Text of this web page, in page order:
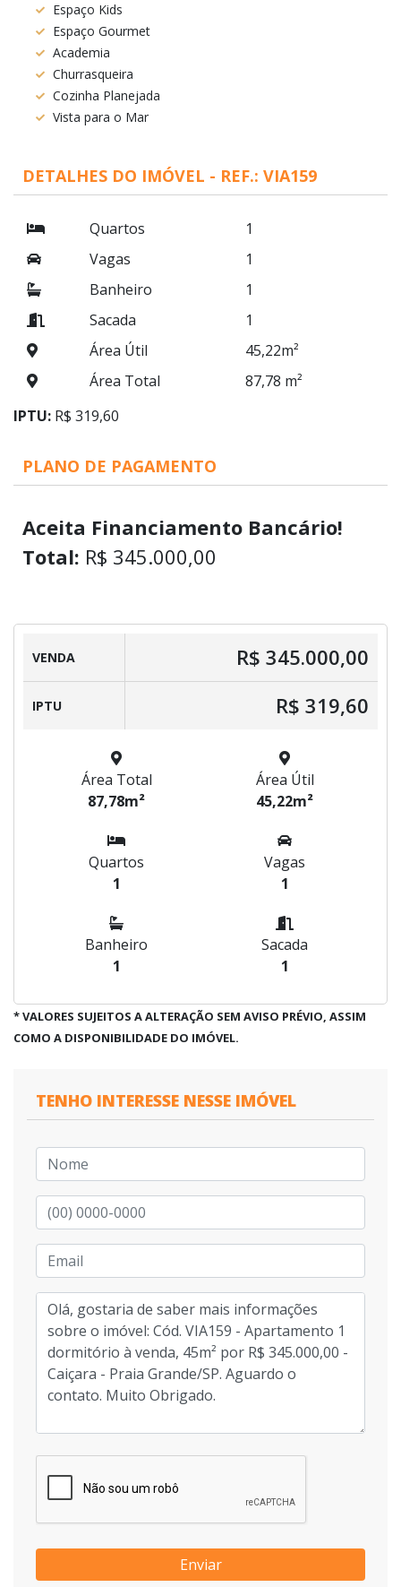
Espaço Kids
Espaço Gourmet
Academia
Churrasqueira
Cozinha Planejada
Vista para o Mar
DETALHES DO IMÓVEL - REF.: VIA159
Quartos
1
Vagas
1
Banheiro
1
Sacada
1
Área Útil
45,22m²
Área Total
87,78 m²
IPTU: R$ 319,60
PLANO DE PAGAMENTO
Aceita Financiamento Bancário!
Total: R$ 345.000,00
VENDA R$ 345.000,00
IPTU R$ 319,60
Área Total
87,78m²
Área Útil
45,22m²
Quartos
1
Vagas
1
Banheiro
1
Sacada
1
* VALORES SUJEITOS A ALTERAÇÃO SEM AVISO PRÉVIO, ASSIM
COMO A DISPONIBILIDADE DO IMÓVEL.
TENHO INTERESSE NESSE IMÓVEL
Enviar